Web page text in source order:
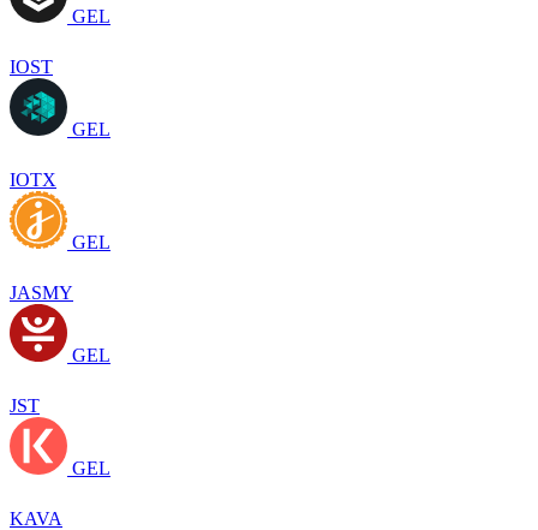
GEL
IOST
GEL
IOTX
GEL
JASMY
GEL
JST
GEL
KAVA